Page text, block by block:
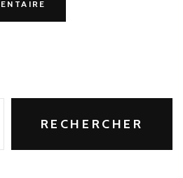
RECHERCHER